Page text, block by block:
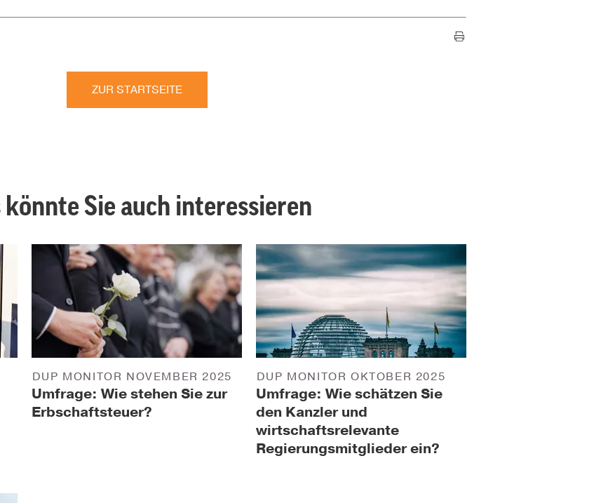
ZUR STARTSEITE
könnte Sie auch interessieren
Umfrage: Wie stehen Sie zur
Erbschaftsteuer?
DUP MONITOR NOVEMBER 2025
Umfrage: Wie schätzen Sie
den Kanzler und
wirtschaftsrelevante
Regierungsmitglieder ein?
DUP MONITOR OKTOBER 2025